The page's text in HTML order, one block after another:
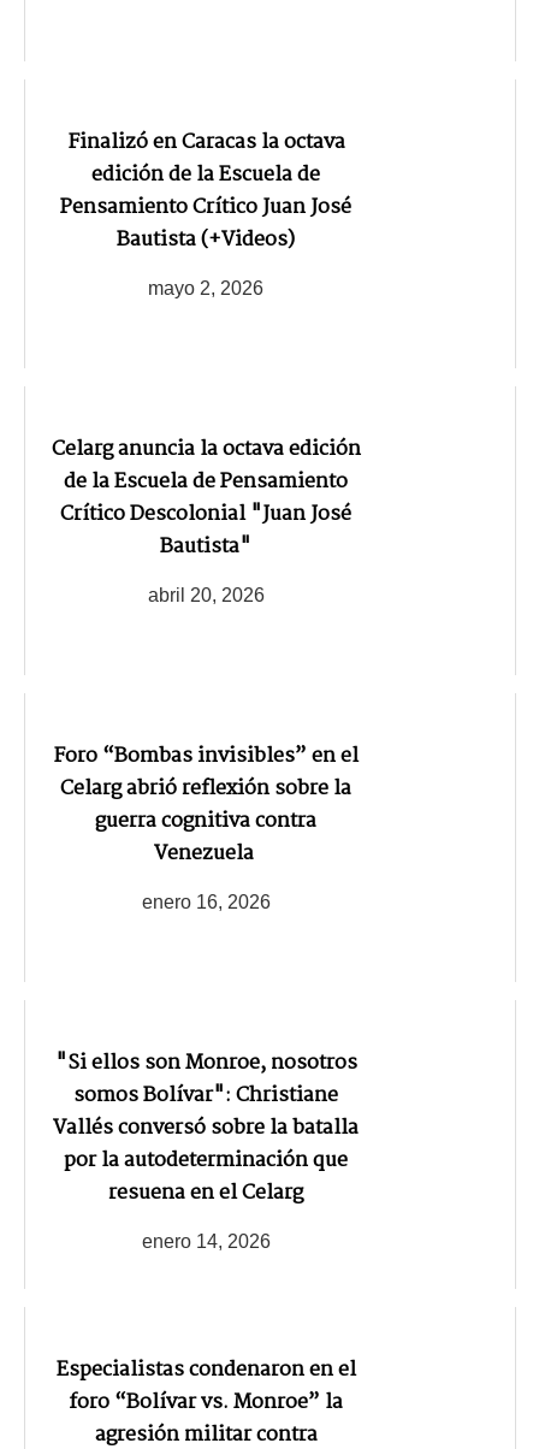
Finalizó en Caracas la octava
edición de la Escuela de
Pensamiento Crítico Juan José
Bautista (+Videos)
mayo 2, 2026
Celarg anuncia la octava edición
de la Escuela de Pensamiento
Crítico Descolonial "Juan José
Bautista"
abril 20, 2026
Foro “Bombas invisibles” en el
Celarg abrió reflexión sobre la
guerra cognitiva contra
Venezuela
enero 16, 2026
"Si ellos son Monroe, nosotros
somos Bolívar": Christiane
Vallés conversó sobre la batalla
por la autodeterminación que
resuena en el Celarg
enero 14, 2026
Especialistas condenaron en el
foro “Bolívar vs. Monroe” la
agresión militar contra